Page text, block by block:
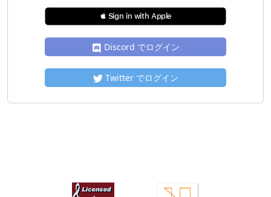
 Sign in with Apple
Discord でログイン
Twitter でログイン